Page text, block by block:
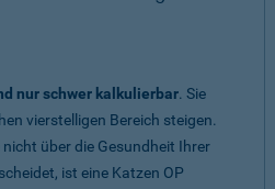
nur schwer kalkulierbar. Sie
vierstelligen Bereich steigen.
über die Gesundheit Ihrer
ist eine Katzen OP